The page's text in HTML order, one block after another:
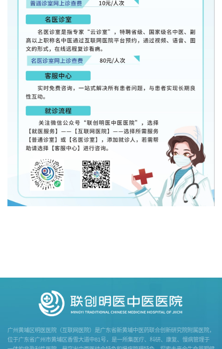
​广州黄埔区明医医院（互联网医院）是广东省新黄埔中医药联合创新研究院附属医院，
位于广东省广州市黄埔区香雪大道中81号，是一所集医疗、科研、康复、慢病管理于